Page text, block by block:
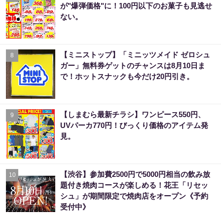
が"爆弾価格"に！100円以下のお菓子も見逃せ
ない。
8
【ミニストップ】「ミニッツメイド ゼロシュ
ガー」無料券ゲットのチャンスは8月10日ま
で！ホットスナックも今だけ20円引き。
9
【しまむら最新チラシ】ワンピース550円、
UVパーカ770円！びっくり価格のアイテム発
見。
10
【渋谷】参加費2500円で5000円相当の飲み放
題付き焼肉コースが楽しめる！花王「リセッ
シュ」が期間限定で焼肉店をオープン《予約
受付中》